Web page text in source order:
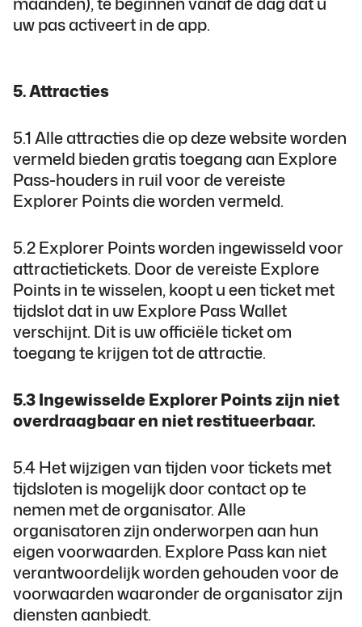
uw pas activeert in de app.
5. Attracties
5.1 Alle attracties die op deze website worden
vermeld bieden gratis toegang aan Explore
Pass-houders in ruil voor de vereiste
Explorer Points die worden vermeld.
5.2 Explorer Points worden ingewisseld voor
attractietickets. Door de vereiste Explore
Points in te wisselen, koopt u een ticket met
tijdslot dat in uw Explore Pass Wallet
verschijnt. Dit is uw officiële ticket om
toegang te krijgen tot de attractie.
5.3 Ingewisselde Explorer Points zijn niet
overdraagbaar en niet restitueerbaar.
5.4 Het wijzigen van tijden voor tickets met
tijdsloten is mogelijk door contact op te
nemen met de organisator. Alle
organisatoren zijn onderworpen aan hun
eigen voorwaarden. Explore Pass kan niet
verantwoordelijk worden gehouden voor de
voorwaarden waaronder de organisator zijn
diensten aanbiedt.